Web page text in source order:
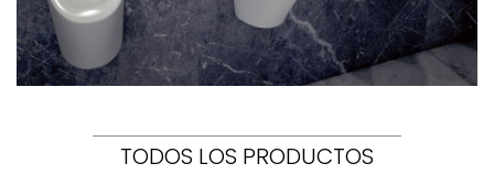
TODOS LOS PRODUCTOS